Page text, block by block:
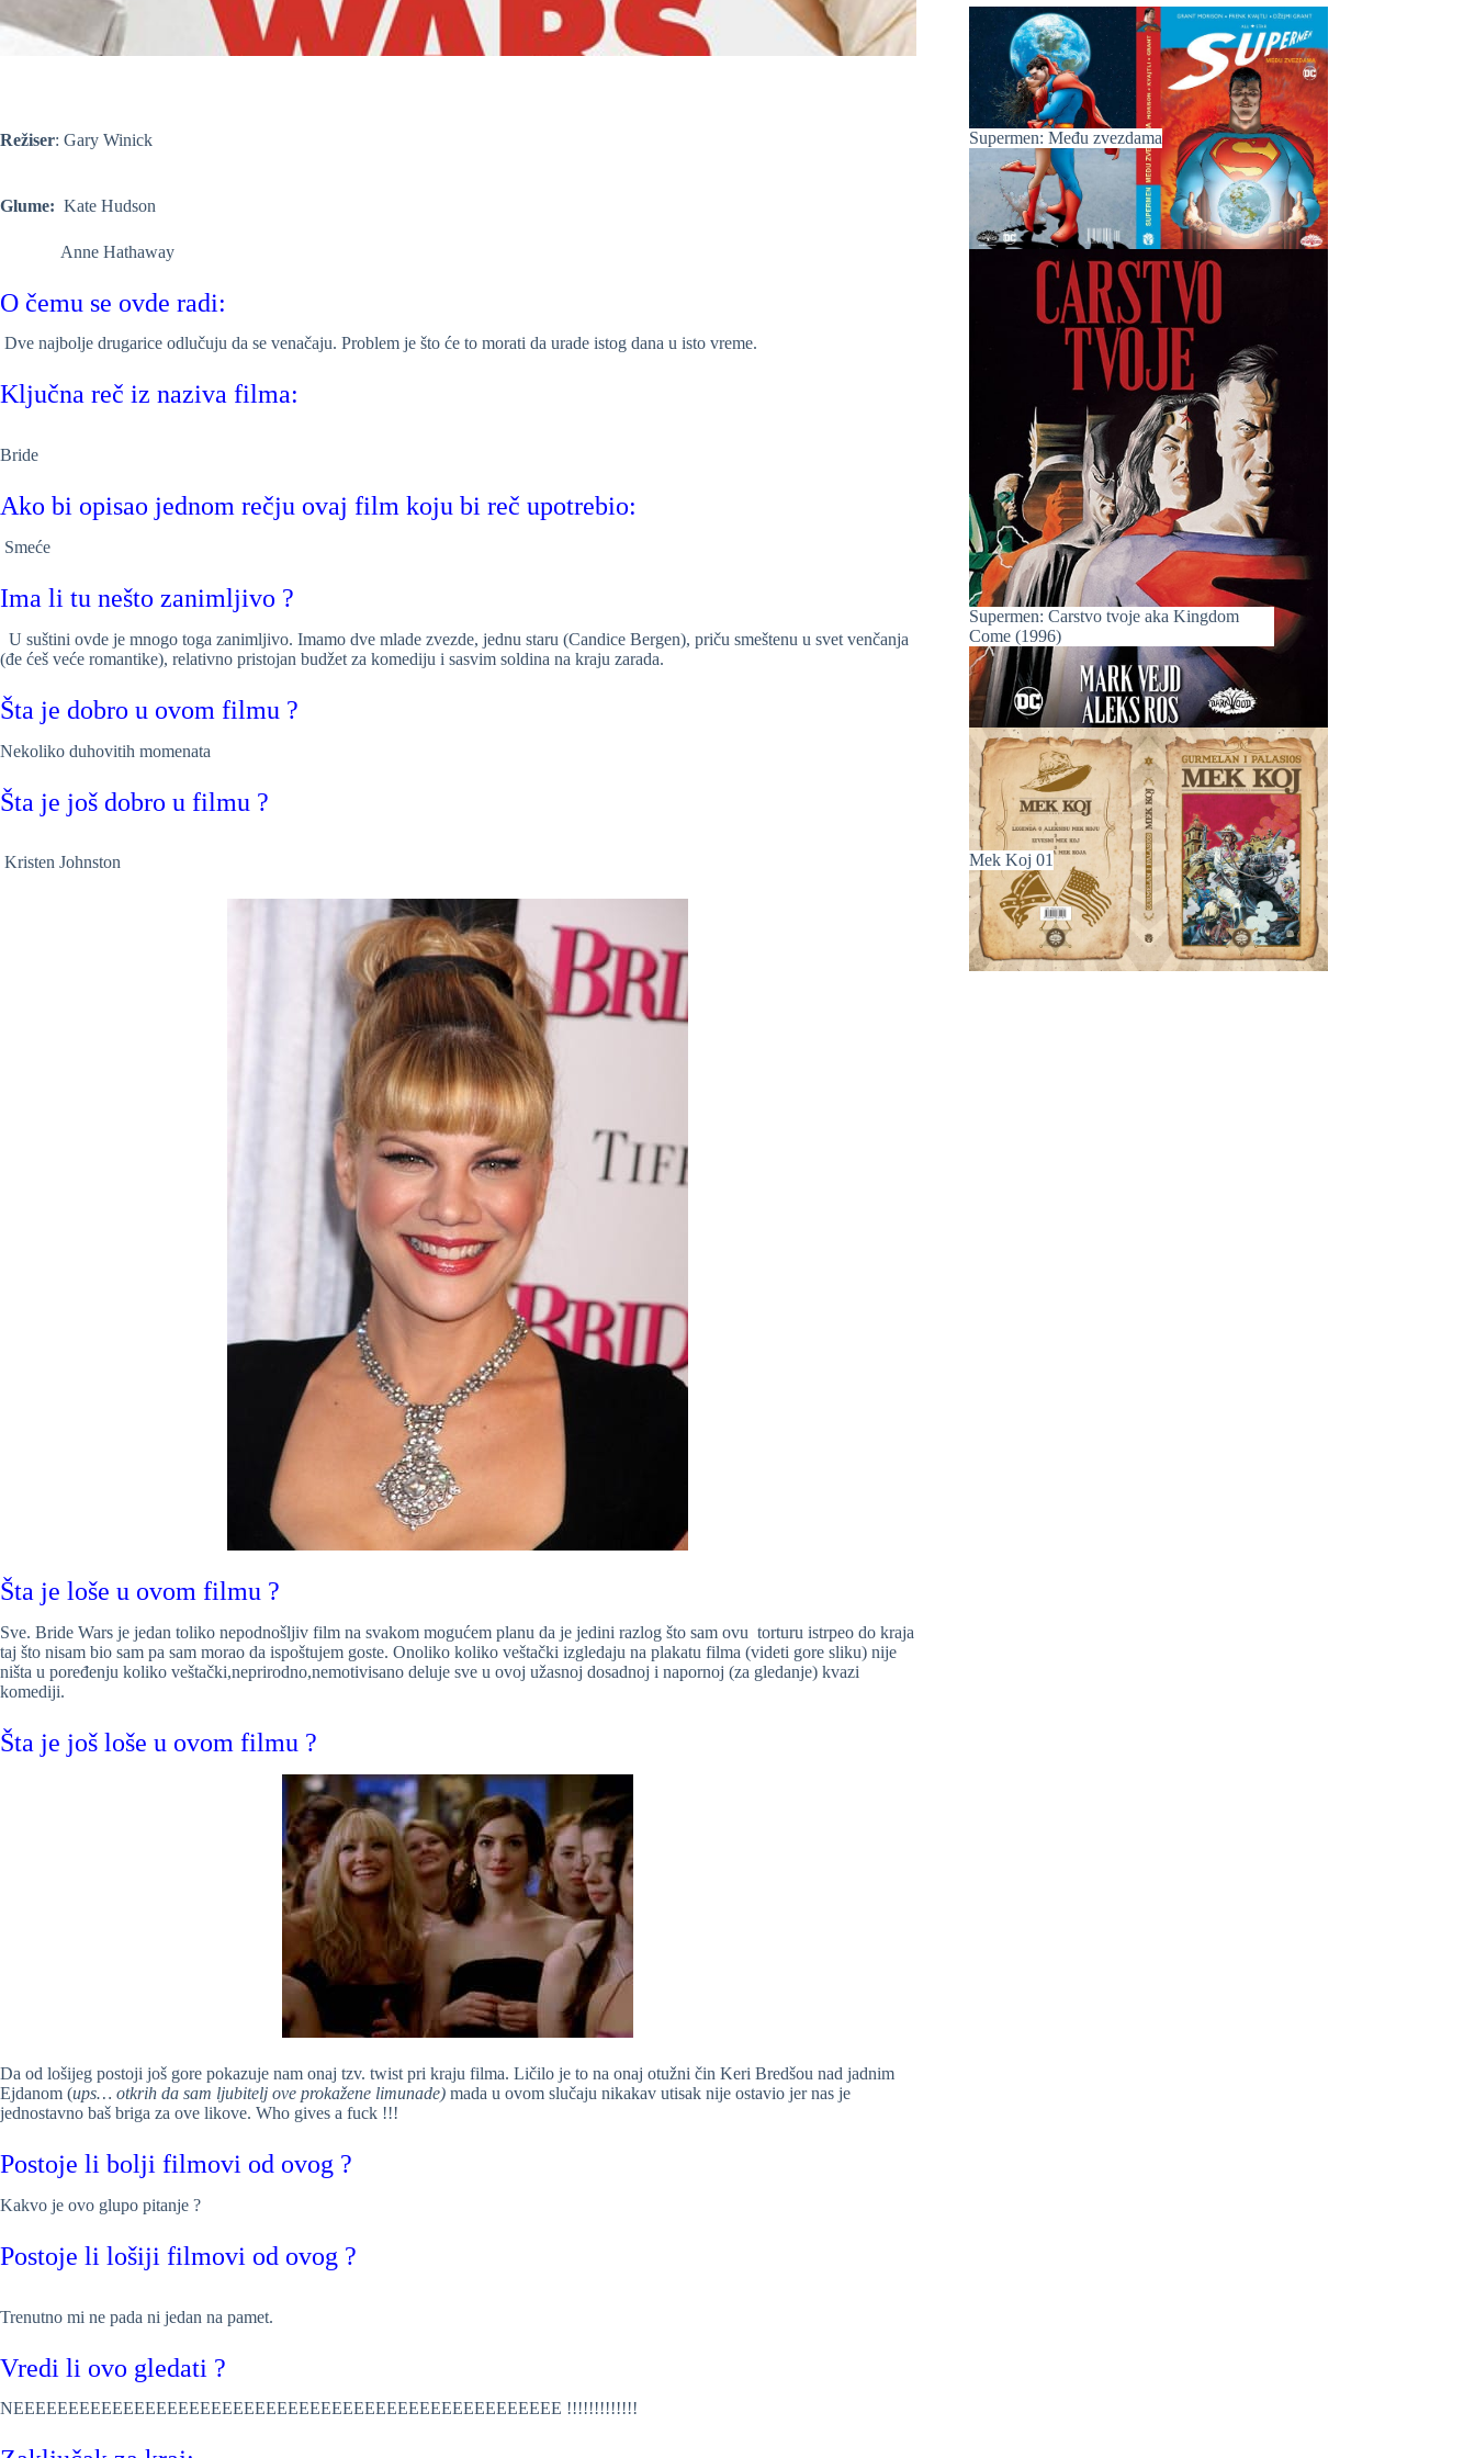
Režiser: Gary Winick
Glume: Kate Hudson
Anne Hathaway
O čemu se ovde radi:
Dve najbolje drugarice odlučuju da se venačaju. Problem je što će to morati da urade istog dana u isto vreme.
Ključna reč iz naziva filma:
Bride
Ako bi opisao jednom rečju ovaj film koju bi reč upotrebio:
Smeće
Ima li tu nešto zanimljivo ?
U suštini ovde je mnogo toga zanimljivo. Imamo dve mlade zvezde, jednu staru (Candice Bergen), priču smeštenu u svet venčanja
(đe ćeš veće romantike), relativno pristojan budžet za komediju i sasvim soldina na kraju zarada.
Šta je dobro u ovom filmu ?
Nekoliko duhovitih momenata
Šta je još dobro u filmu ?
Kristen Johnston
Šta je loše u ovom filmu ?
Sve. Bride Wars je jedan toliko nepodnošljiv film na svakom mogućem planu da je jedini razlog što sam ovu torturu istrpeo do kraja
taj što nisam bio sam pa sam morao da ispoštujem goste. Onoliko koliko veštački izgledaju na plakatu filma (videti gore sliku) nije
ništa u poređenju koliko veštački,neprirodno,nemotivisano deluje sve u ovoj užasnoj dosadnoj i napornoj (za gledanje) kvazi
komediji.
Šta je još loše u ovom filmu ?
Da od lošijeg postoji još gore pokazuje nam onaj tzv. twist pri kraju filma. Ličilo je to na onaj otužni čin Keri Bredšou nad jadnim
Ejdanom (ups… otkrih da sam ljubitelj ove prokažene limunade) mada u ovom slučaju nikakav utisak nije ostavio jer nas je
jednostavno baš briga za ove likove. Who gives a fuck !!!
Postoje li bolji filmovi od ovog ?
Kakvo je ovo glupo pitanje ?
Postoje li lošiji filmovi od ovog ?
Trenutno mi ne pada ni jedan na pamet.
Vredi li ovo gledati ?
NEEEEEEEEEEEEEEEEEEEEEEEEEEEEEEEEEEEEEEEEEEEEEEEEEE !!!!!!!!!!!!!
Supermen: Među zvezdama
Supermen: Carstvo tvoje aka Kingdom
Come (1996)
Mek Koj 01